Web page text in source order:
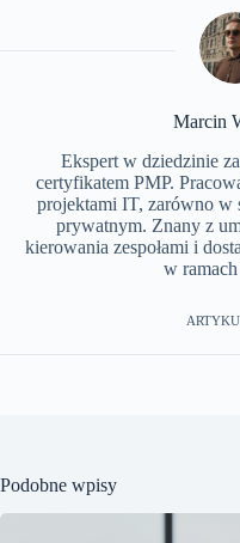
Marcin
Ekspert w dziedzinie
certyfikatem PMP.
projektami IT, zarówno w
prywatnym. Znany z
kierowania zespołami i
w
Podobne wpisy